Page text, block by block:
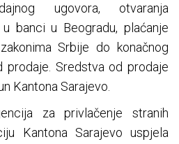
ugovora, otvaranja
banci u Beogradu, plaćanje
Srbije do konačnog
prodaje. Sredstva od prodaje
Kantona Sarajevo.
za privlačenje stranih
Kantona Sarajevo uspjela